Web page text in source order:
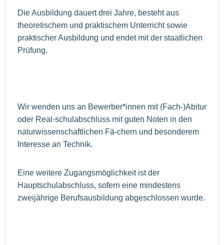
Die Ausbildung dauert drei Jahre, besteht aus
theoretischem und praktischem Unterricht sowie
praktischer Ausbildung und endet mit der staatlichen
Prüfung.
Wir wenden uns an Bewerber*innen mit (Fach-)Abitur
oder Real-schulabschluss mit guten Noten in den
naturwissenschaftlichen Fä-chern und besonderem
Interesse an Technik.
Eine weitere Zugangsmöglichkeit ist der
Hauptschulabschluss, sofern eine mindestens
zweijährige Berufsausbildung abgeschlossen wurde.